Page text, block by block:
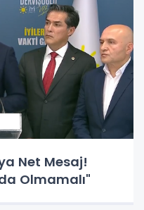
Net Mesaj!
Olmamalı"